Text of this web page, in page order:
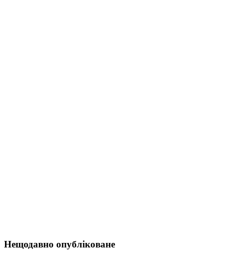
Нещодавно опубліковане